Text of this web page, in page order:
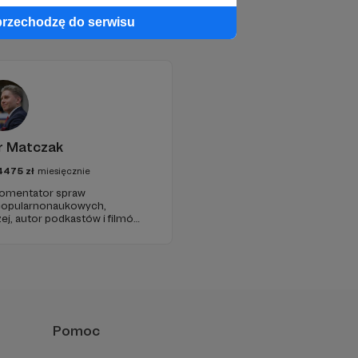
do serwisu
Matczak
zł miesięcznie
spraw
autor podkastów i filmów
Pomoc